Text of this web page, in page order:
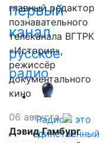
первый
канал
русское
радио
"Радио - это
единственный
главный редактор
познавательного
телеканала ВГТРК
«История»,
режиссёр
документального
кино
06 августа
Дэвид Гамбург